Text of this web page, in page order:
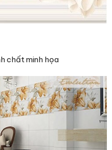
chất minh họa